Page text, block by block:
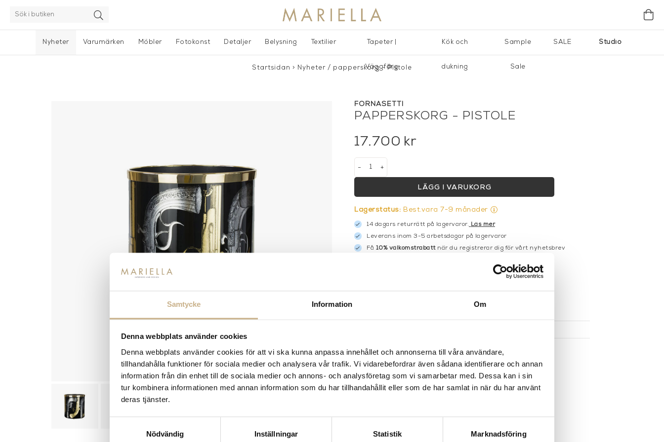
Samtycke Information Om
Denna webbplats använder cookies
Denna webbplats använder cookies för att vi ska kunna anpassa innehållet och annonserna till våra användare,
tillhandahålla funktioner för sociala medier och analysera vår trafik. Vi vidarebefordrar även sådana identifierare och annan
information från din enhet till de sociala medier och annons- och analysföretag som vi samarbetar med. Dessa kan i sin
tur kombinera informationen med annan information som du har tillhandahållit eller som de har samlat in när du har använt
deras tjänster.
Nödvändig
Inställningar Statistik Marknadsföring
Nyheter Studio
Varumärken Möbler Fotokonst Detaljer Belysning Textilier Tapeter |
Väggfärg
Kök och
dukning
Sample
Sale
SALE
Startsidan > Nyheter / papperskorg - Pistole
FORNASETTI
PAPPERSKORG - PISTOLE
17.700 kr
+
-
LÄGG I VARUKORG
Lagerstatus: Best.vara 7-9 månader
14 dagars returrätt på lagervaror. Läs mer
Leverans inom 3-5 arbetsdagar på lagervaror
Få 10% välkomstrabattnär du registrerar dig för vårt nyhetsbrev